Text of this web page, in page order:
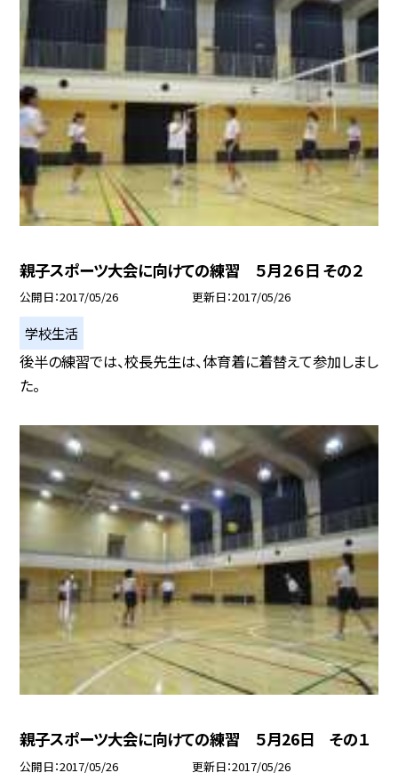
親子スポーツ大会に向けての練習 ５月２６日 その２
公開日 2017/05/26 更新日 2017/05/26
学校生活
後半の練習では、校長先生は、体育着に着替えて参加しまし
た。
親子スポーツ大会に向けての練習 ５月26日 その１
公開日 2017/05/26 更新日 2017/05/26